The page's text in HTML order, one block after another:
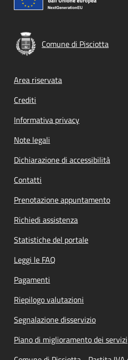
Comune di Pisciotta
Footer menu
Area riservata
Crediti
Informativa privacy
Note legali
Dichiarazione di accessibilità
Contatti
Prenotazione appuntamento
Richiedi assistenza
Statistiche del portale
Leggi le FAQ
Pagamenti
Riepilogo valutazioni
Segnalazione disservizio
Piano di miglioramento dei servizi